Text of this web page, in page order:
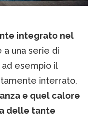
integrato nel
a una serie di
esempio il
interrato,
e quel calore
delle tante